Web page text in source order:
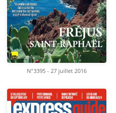
N°3395 - 27 juillet 2016